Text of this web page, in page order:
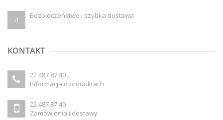
4 Bezpieczeństwo i szybka dostawa
KONTAKT
22 487 87 40
Informacja o produktach
22 487 87 40
Zamówienia i dostawy